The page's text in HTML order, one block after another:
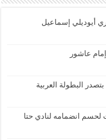
أيوديلي إسماعيل
عاشور
لحسم انضمامه لنادي حتا